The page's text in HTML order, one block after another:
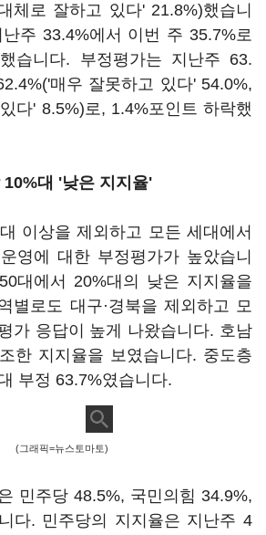
체로 잘하고 있다' 21.8%)했습니
주 33.4%에서 이번 주 35.7%로
습니다. 부정평가는 지난주 63.
매우 잘못하고 있다' 54.0%,
다' 8.5%)로, 1.4%포인트 하락했
10%대 '낮은 지지율'
이상을 제외하고 모든 세대에서
영에 대한 부정평가가 높았습니
대에서 20%대의 낮은 지지율을
별로도 대구·경북을 제외하고 모
가 응답이 높게 나왔습니다. 호남
한 지지율을 보였습니다. 중도층
부정 63.7%였습니다.
(그래픽=뉴스토마토)
민주당 48.5%, 국민의힘 34.9%,
다. 민주당의 지지율은 지난주 4